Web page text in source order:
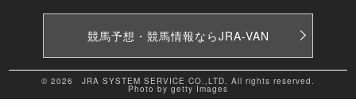
競馬予想・競馬情報ならJRA-VAN
© 2026 JRA SYSTEM SERVICE CO.,LTD. All rights reserved.
Photo by getty Images